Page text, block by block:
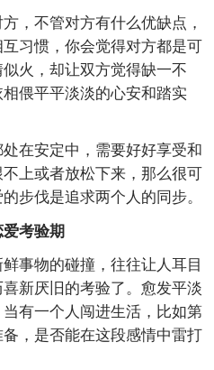
，不管对方有什么优缺点，
习惯，你会觉得对方都是可
火，却让双方觉得缺一不
偎平平淡淡的心安和踏实
在安定中，需要好好享受和
上或者放松下来，那么很可
步伐是追求两个人的同步。
考验期
事物的碰撞，往往让人耳目
新厌旧的考验了。愈发平淡
有一个人闯进生活，比如第
，是否能在这段感情中雷打